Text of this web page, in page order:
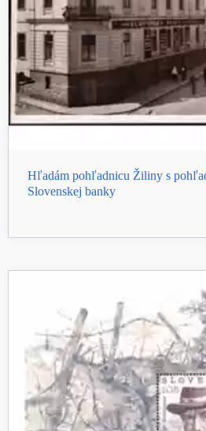
Hľadám pohľadnicu Žiliny s
Slovenskej banky